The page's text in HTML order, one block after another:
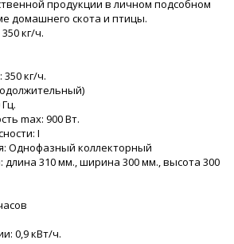
продукции в личном подсобном
домашнего скота и птицы.
кг/ч.
кг/ч.
max: 900 Вт.
I
Однофазный коллекторный
310 мм., ширина 300 мм., высота 300
0,9 кВт/ч.